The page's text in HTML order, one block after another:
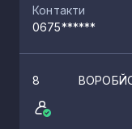
Контакти
0675******
8